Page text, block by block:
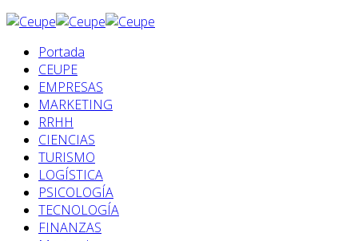
Portada
CEUPE
EMPRESAS
MARKETING
RRHH
CIENCIAS
TURISMO
LOGÍSTICA
PSICOLOGÍA
TECNOLOGÍA
FINANZAS